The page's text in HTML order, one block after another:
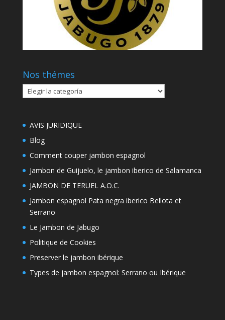
Nos thémes
Nos
thémes
AVIS JURIDIQUE
Blog
Comment couper jambon espagnol
Jambon de Guijuelo, le jambon iberico de Salamanca
JAMBON DE TERUEL A.O.C.
Jambon espagnol Pata negra iberico Bellota et
Serrano
Le Jambon de Jabugo
Politique de Cookies
Preserver le jambon ibérique
Types de jambon espagnol: Serrano ou Ibérique